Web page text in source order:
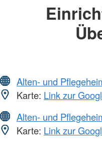
Alten- und
Karte: Link zur
Alten- und
Karte: Link zur